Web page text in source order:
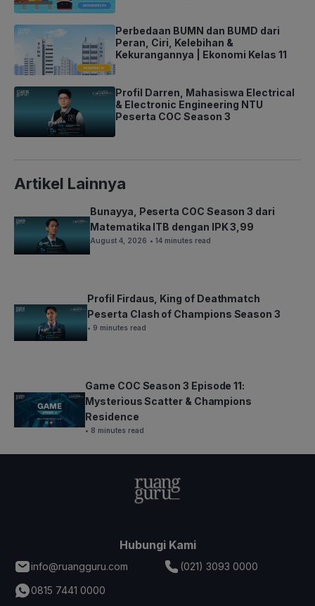
Perbedaan BUMN dan BUMD dari
Peran, Ciri, Kelebihan &
Kekurangannya | Ekonomi Kelas 11
Profil Darren, Mahasiswa Electrical
& Electronic Engineering NTU
Peserta COC Season 3
Artikel Lainnya
Bunayya, Peserta COC Season 3 dari
Matematika ITB dengan IPK 3,99
August 4, 2026 • 14 minutes read
Profil Firdaus, King of Deathmatch
Peserta Clash of Champions Season 3
• 9 minutes read
Game COC Season 3 Episode 11:
Mysterious Scatter & Champions
Residence
• 8 minutes read
Hubungi Kami
info@ruangguru.com
(021) 3093 0000
0815 7441 0000